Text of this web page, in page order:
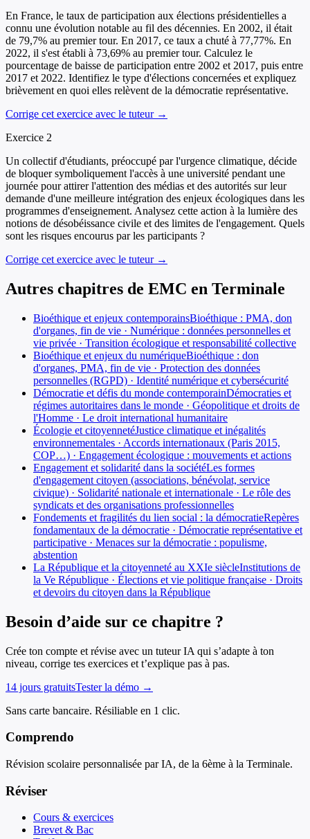
En France, le taux de participation aux élections présidentielles a
connu une évolution notable au fil des décennies. En 2002, il était
de 79,7% au premier tour. En 2017, ce taux a chuté à 77,77%. En
2022, il s'est établi à 73,69% au premier tour. Calculez le
pourcentage de baisse de participation entre 2002 et 2017, puis entre
2017 et 2022. Identifiez le type d'élections concernées et expliquez
brièvement en quoi elles relèvent de la démocratie représentative.
Corrige cet exercice avec le tuteur →
Exercice 2
Un collectif d'étudiants, préoccupé par l'urgence climatique, décide
de bloquer symboliquement l'accès à une université pendant une
journée pour attirer l'attention des médias et des autorités sur leur
demande d'une meilleure intégration des enjeux écologiques dans les
programmes d'enseignement. Analysez cette action à la lumière des
notions de désobéissance civile et des limites de l'engagement. Quels
sont les risques encourus par les participants ?
Corrige cet exercice avec le tuteur →
Autres chapitres de EMC en Terminale
Bioéthique et enjeux contemporainsBioéthique : PMA, don
d'organes, fin de vie · Numérique : données personnelles et
vie privée · Transition écologique et responsabilité collective
Bioéthique et enjeux du numériqueBioéthique : don
d'organes, PMA, fin de vie · Protection des données
personnelles (RGPD) · Identité numérique et cybersécurité
Démocratie et défis du monde contemporainDémocraties et
régimes autoritaires dans le monde · Géopolitique et droits de
l'Homme · Le droit international humanitaire
Écologie et citoyennetéJustice climatique et inégalités
environnementales · Accords internationaux (Paris 2015,
COP…) · Engagement écologique : mouvements et actions
Engagement et solidarité dans la sociétéLes formes
d'engagement citoyen (associations, bénévolat, service
civique) · Solidarité nationale et internationale · Le rôle des
syndicats et des organisations professionnelles
Fondements et fragilités du lien social : la démocratieRepères
fondamentaux de la démocratie · Démocratie représentative et
participative · Menaces sur la démocratie : populisme,
abstention
La République et la citoyenneté au XXIe siècleInstitutions de
la Ve République · Élections et vie politique française · Droits
et devoirs du citoyen dans la République
Besoin d’aide sur ce chapitre ?
Crée ton compte et révise avec un tuteur IA qui s’adapte à ton
niveau, corrige tes exercices et t’explique pas à pas.
14 jours gratuitsTester la démo →
Sans carte bancaire. Résiliable en 1 clic.
Comprendo
Révision scolaire personnalisée par IA, de la 6ème à la Terminale.
Réviser
Cours & exercices
Brevet & Bac